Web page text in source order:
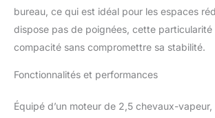
bureau, ce qui est idéal pour les espaces
dispose pas de poignées, cette particularité
compacité sans compromettre sa stabilité.
Fonctionnalités et performances
Équipé d’un moteur de 2,5 chevaux-